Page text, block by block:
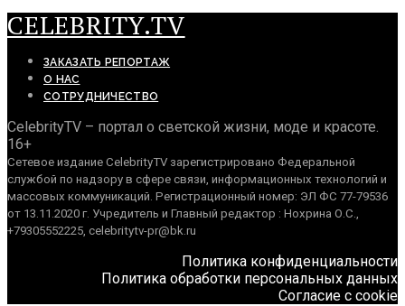
CELEBRITY.TV
ЗАКАЗАТЬ РЕПОРТАЖ
О НАС
СОТРУДНИЧЕСТВО
CelebrityTV – портал о светской жизни, моде и красоте.
16+
Сетевое издание CelebrityTV зарегистрировано Федеральной
службой по надзору в сфере связи, информационных технологий и
массовых коммуникаций. Регистрационный номер: ЭЛ ФС 77-79536
от 13.11.2020 г. Учредитель и Главный редактор : Нохрина О.С.,
+79305552225, celebritytv-pr@bk.ru
Политика конфиденциальности
Политика обработки персональных данных
Согласие с cookie